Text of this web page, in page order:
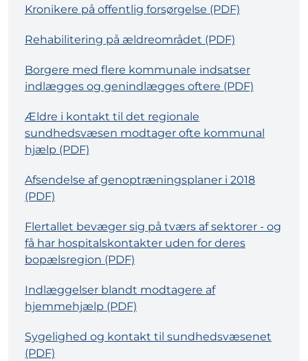
Kronikere på offentlig forsørgelse (PDF)
Rehabilitering på ældreområdet (PDF)
Borgere med flere kommunale indsatser
indlægges og genindlægges oftere (PDF)
Ældre i kontakt til det regionale
sundhedsvæsen modtager ofte kommunal
hjælp (PDF)
Afsendelse af genoptræningsplaner i 2018
(PDF)
Flertallet bevæger sig på tværs af sektorer - og
få har hospitalskontakter uden for deres
bopælsregion (PDF)
Indlæggelser blandt modtagere af
hjemmehjælp (PDF)
Sygelighed og kontakt til sundhedsvæsenet
(PDF)